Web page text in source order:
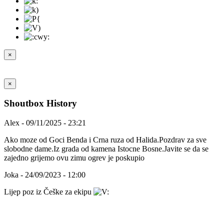
×
×
Shoutbox History
Alex - 09/11/2025 - 23:21
Ako moze od Goci Benda i Crna ruza od Halida.Pozdrav za sve
slobodne dame.Iz grada od kamena Istocne Bosne.Javite se da se
zajedno grijemo ovu zimu ogrev je poskupio
Joka - 24/09/2023 - 12:00
Lijep poz iz Češke za ekipu